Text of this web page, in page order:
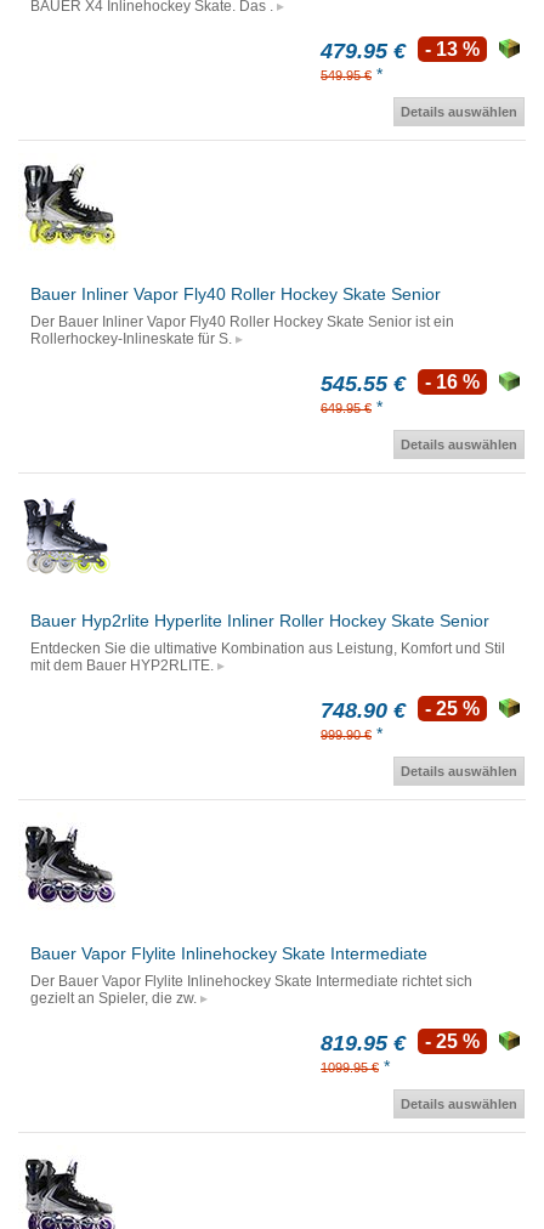
BAUER X4 Inlinehockey Skate. Das .
479.95 €
549.95 € *
- 13 %
Details auswählen
Bauer Inliner Vapor Fly40 Roller Hockey Skate Senior
Der Bauer Inliner Vapor Fly40 Roller Hockey Skate Senior ist ein
Rollerhockey-Inlineskate für S.
545.55 €
649.95 € *
- 16 %
Details auswählen
Bauer Hyp2rlite Hyperlite Inliner Roller Hockey Skate Senior
Entdecken Sie die ultimative Kombination aus Leistung, Komfort und Stil
mit dem Bauer HYP2RLITE.
748.90 €
999.90 € *
- 25 %
Details auswählen
Bauer Vapor Flylite Inlinehockey Skate Intermediate
Der Bauer Vapor Flylite Inlinehockey Skate Intermediate richtet sich
gezielt an Spieler, die zw.
819.95 €
1099.95 € *
- 25 %
Details auswählen